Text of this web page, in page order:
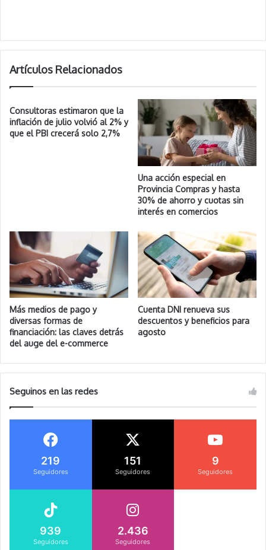
Artículos Relacionados
Consultoras estimaron que la
inflación de julio volvió al 2% y
que el PBI crecerá solo 2,7%
Una acción especial en
Provincia Compras y hasta
30% de ahorro y cuotas sin
interés en comercios
Más medios de pago y
diversas formas de
financiación: las claves detrás
del auge del e-commerce
Cuenta DNI renueva sus
descuentos y beneficios para
agosto
Seguinos en las redes
219
Seguidores
151
Seguidores
9
Seguidores
939
Seguidores
2.436
Seguidores